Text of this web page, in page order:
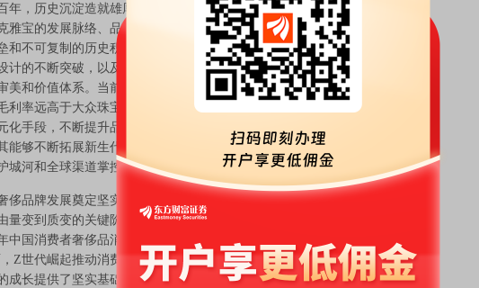
，历史沉淀造就雄厚壁垒。通过对全球四大重奢珠宝品牌——蒂芙
雅宝的发展脉络、品牌运营和财务特征的系统梳理，当前奢侈品珠宝
和不可复制的历史积淀。上述品牌凭借与权贵群体的深度绑定、经典
计的不断突破，以及对品牌独特性的极致维护，实现了百年品牌的长
美和价值体系。当前，头部品牌在全球高净值人群中的影响力不断增
利率远高于大众珠宝企业。与此同时，四大品牌均在通过明星效应、
化手段，不断提升品牌稀缺性与文化价值，保证其在高端消费市场的
能够不断拓展新生代消费群体，提升客户粘性与复购率。财务层面，
城河和全球渠道掌控力，估值显著高于区域性珠宝企业。
品牌发展奠定坚实基础。当前中国具备孕育本土奢侈珠宝品牌的多
量变到质变的关键阶段。中国经济总量持续增长，人均收入和高净值
中国消费者奢侈品消费金额维持万亿规模，2020-2024年复合增长率
Z世代崛起推动消费理念升级，更加青睐品牌文化、产品设计和个性
成长提供了坚实基础。文化自信与传统工艺复兴为品牌价值注入独特